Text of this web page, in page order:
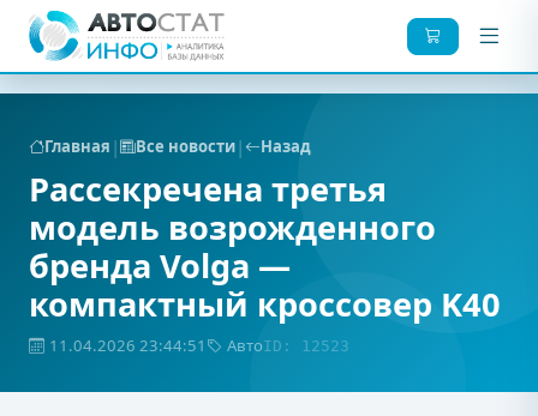
Главная | Все новости| Назад
Рассекречена третья
модель возрожденного
бренда Volga —
компактный кроссовер K40
11.04.2026 23:44:51 АвтоID: 12523